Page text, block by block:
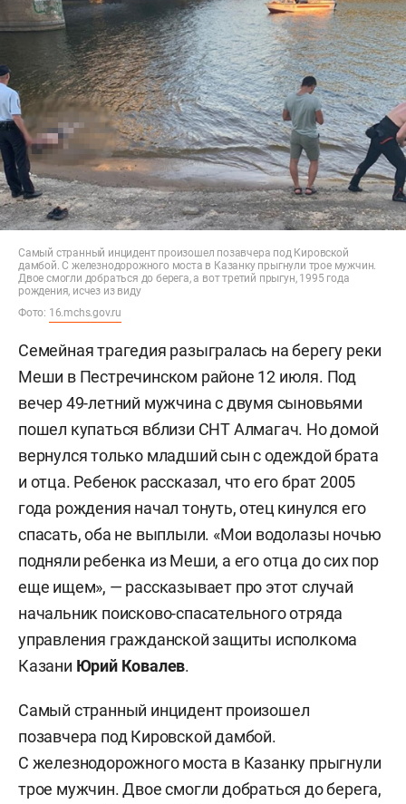
Самый странный инцидент произошел позавчера под Кировской
дамбой. С железнодорожного моста в Казанку прыгнули трое мужчин.
Двое смогли добраться до берега, а вот третий прыгун, 1995 года
рождения, исчез из виду
Фото: 16.mchs.gov.ru
Семейная трагедия разыгралась на берегу реки
Меши в Пестречинском районе 12 июля. Под
вечер 49-летний мужчина с двумя сыновьями
пошел купаться вблизи СНТ Алмагач. Но домой
вернулся только младший сын с одеждой брата
и отца. Ребенок рассказал, что его брат 2005
года рождения начал тонуть, отец кинулся его
спасать, оба не выплыли. «Мои водолазы ночью
подняли ребенка из Меши, а его отца до сих пор
еще ищем», — рассказывает про этот случай
начальник поисково-спасательного отряда
управления гражданской защиты исполкома
Казани Юрий Ковалев.
Самый странный инцидент произошел
позавчера под Кировской дамбой.
С железнодорожного моста в Казанку прыгнули
трое мужчин. Двое смогли добраться до берега,